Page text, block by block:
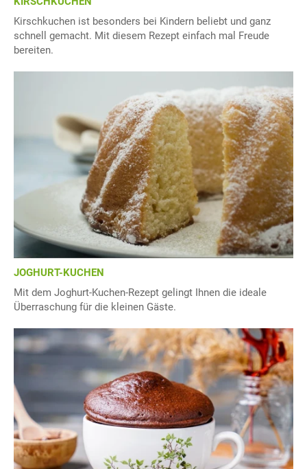
Kirschkuchen ist besonders bei Kindern beliebt und ganz
schnell gemacht. Mit diesem Rezept einfach mal Freude
bereiten.
JOGHURT-KUCHEN
Mit dem Joghurt-Kuchen-Rezept gelingt Ihnen die ideale
Überraschung für die kleinen Gäste.